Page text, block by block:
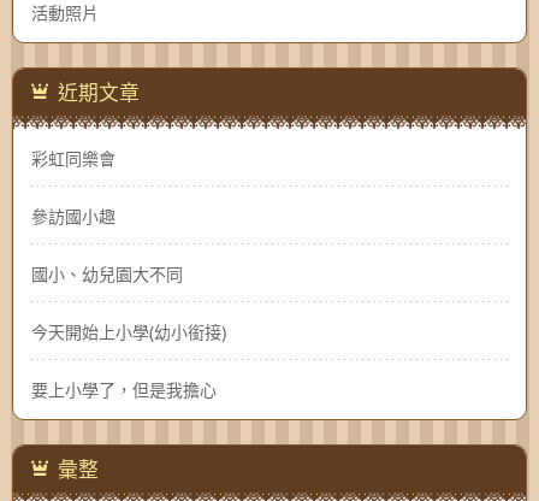
活動照片
近期文章
彩虹同樂會
參訪國小趣
國小、幼兒園大不同
今天開始上小學(幼小銜接)
要上小學了，但是我擔心
彙整